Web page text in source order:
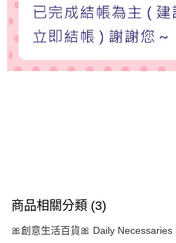
商品相關分類 (3)
🎀創意生活百貨🎀 Daily Necessaries